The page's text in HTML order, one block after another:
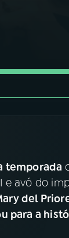
temporada
e avó do
del
para a